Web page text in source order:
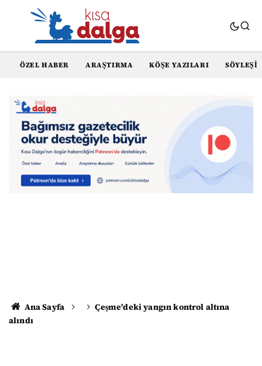
ÖZEL HABER ARAŞTIRMA KÖŞE YAZILARI SÖYLEŞI
Ana Sayfa
Çeşme'deki yangın kontrol altına
alındı